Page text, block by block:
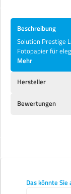
Beschreibung
Solution Prestige
Fotopapier für
Mehr
Hersteller
Bewertungen
Produktgalerie
Das könnte